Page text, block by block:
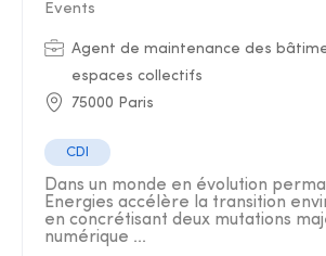
Events
Agent de maintenance des
espaces collectifs
75000 Paris
CDI
Dans un monde en évolution
Energies accélère la transition
en concrétisant deux mutations
numérique ...